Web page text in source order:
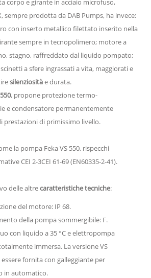
corpo e girante in acciaio microfuso,
sempre prodotta da DAB Pumps, ha invece:
con inserto metallico filettato inserito nella
sempre in tecnopolimero; motore a
stagno, raffreddato dal liquido pompato;
a sfere ingrassati a vita, maggiorati e
silenziositàe durata.
, propone protezione termo-
e condensatore permanentemente
prestazioni di primissimo livello.
la pompa Feka VS 550, rispecchi
CEI 2-3CEI 61-69 (EN60335-2-41).
delle altrecaratteristiche tecniche:
del motore: IP 68.
della pompa sommergibile: F.
con liquido a 35 °C e elettropompa
immersa. La versione VS
fornita con galleggiante per
in automatico.